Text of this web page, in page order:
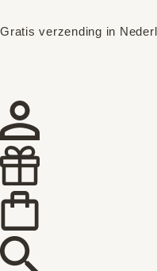
Gratis verzending in